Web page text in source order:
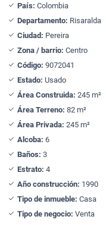
País: Colombia
Departamento: Risaralda
Ciudad: Pereira
Zona / barrio: Centro
Código: 9072041
Estado: Usado
Área Construida: 245 m²
Área Terreno: 82 m²
Área Privada: 245 m²
Alcoba: 6
Baños: 3
Estrato: 4
Año construcción: 1990
Tipo de inmueble: Casa
Tipo de negocio: Venta